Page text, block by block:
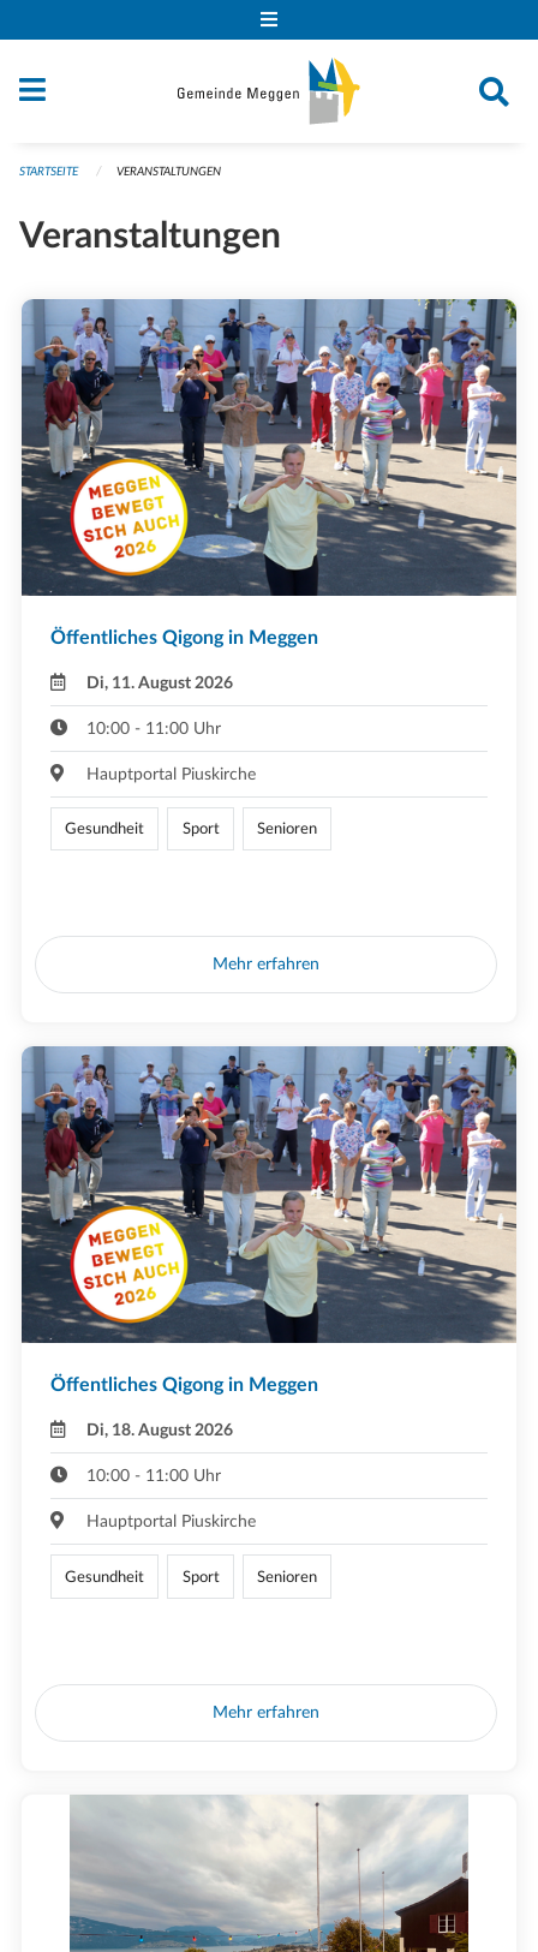
STARTSEITE VERANSTALTUNGEN
Veranstaltungen
Öffentliches Qigong in Meggen
Di, 11. August 2026
10:00 - 11:00 Uhr
Hauptportal Piuskirche
Gesundheit Sport Senioren
Mehr erfahren
Öffentliches Qigong in Meggen
Di, 18. August 2026
10:00 - 11:00 Uhr
Hauptportal Piuskirche
Gesundheit Sport Senioren
Mehr erfahren